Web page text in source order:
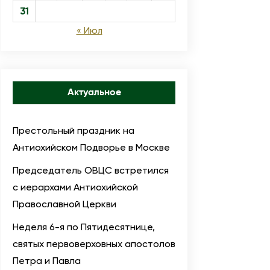
31
« Июл
Актуальное
Престольный праздник на
Антиохийском Подворье в Москве
Председатель ОВЦС встретился
с иерархами Антиохийской
Православной Церкви
Неделя 6-я по Пятидесятнице,
святых первоверховных апостолов
Петра и Павла